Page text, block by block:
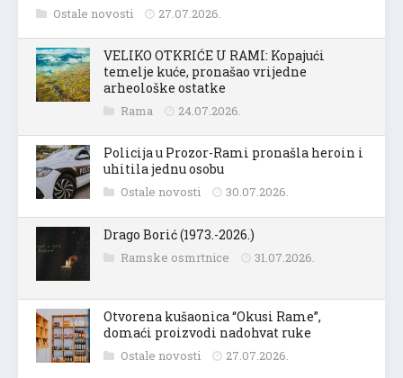
Ostale novosti 27.07.2026.
VELIKO OTKRIĆE U RAMI: Kopajući
temelje kuće, pronašao vrijedne
arheološke ostatke
Rama 24.07.2026.
Policija u Prozor-Rami pronašla heroin i
uhitila jednu osobu
Ostale novosti 30.07.2026.
Drago Borić (1973.-2026.)
Ramske osmrtnice 31.07.2026.
Otvorena kušaonica “Okusi Rame”,
domaći proizvodi nadohvat ruke
Ostale novosti 27.07.2026.